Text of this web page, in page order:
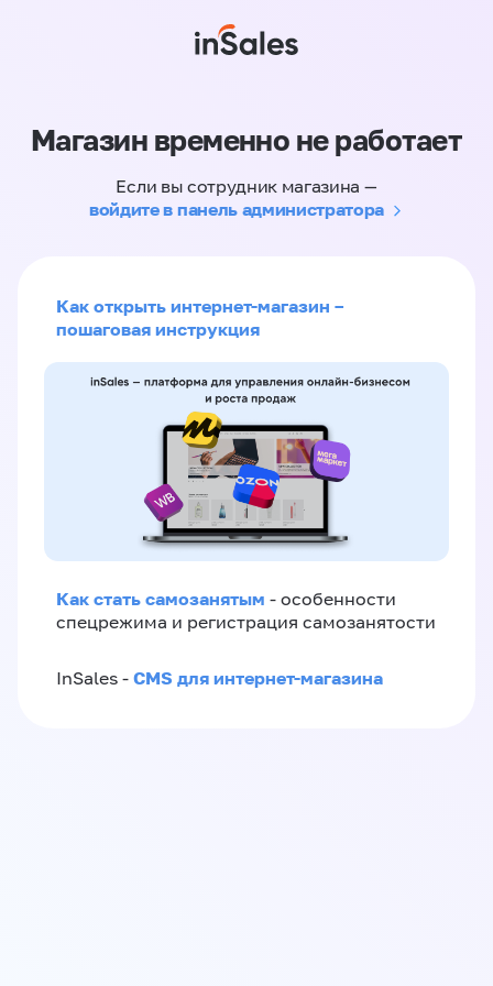
Магазин временно не работает
Если вы сотрудник магазина —
войдите в панель администратора
Как открыть интернет-магазин –
пошаговая инструкция
Как стать самозанятым - особенности
спецрежима и регистрация самозанятости
InSales - CMS для интернет-магазина